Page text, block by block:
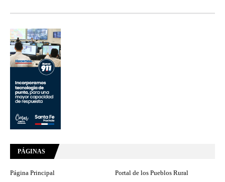
PÁGINAS
Página Principal Portal de los Pueblos Rural